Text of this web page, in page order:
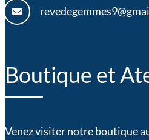
Boutique et
Venez visiter notre boutique